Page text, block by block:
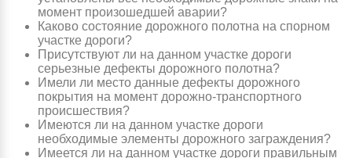
момент произошедшей аварии?
Каково состояние дорожного полотна на спорном
участке дороги?
Присутствуют ли на данном участке дороги
серьезные дефекты дорожного полотна?
Имели ли место данные дефекты дорожного
покрытия на момент дорожно-транспортного
происшествия?
Имеются ли на данном участке дороги
необходимые элементы дорожного заграждения?
Имеется ли на данном участке дороги правильным